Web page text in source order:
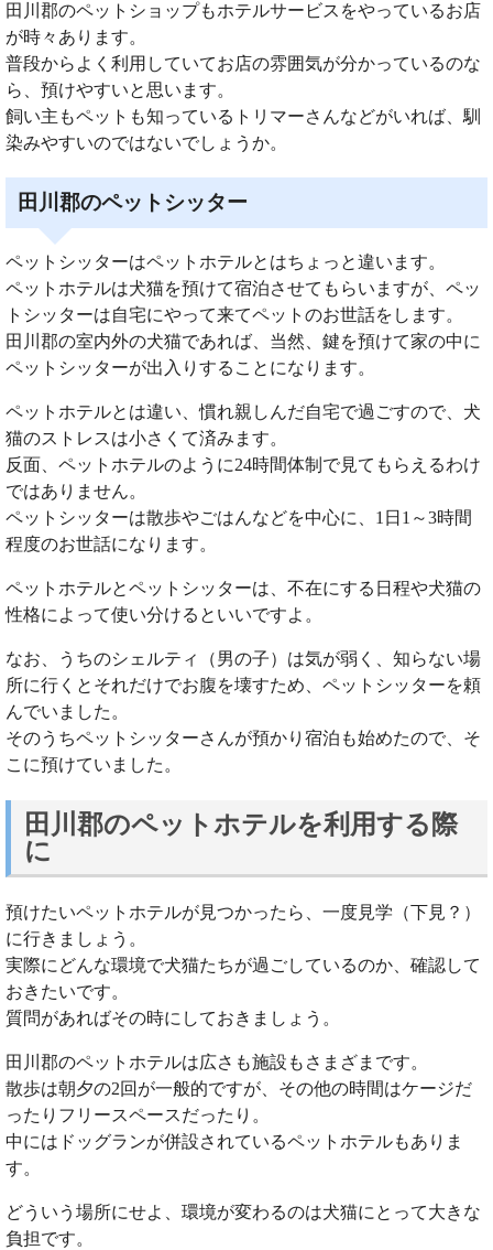
田川郡のペットショップもホテルサービスをやっているお店
が時々あります。
普段からよく利用していてお店の雰囲気が分かっているのな
ら、預けやすいと思います。
飼い主もペットも知っているトリマーさんなどがいれば、馴
染みやすいのではないでしょうか。
田川郡のペットシッター
ペットシッターはペットホテルとはちょっと違います。
ペットホテルは犬猫を預けて宿泊させてもらいますが、ペッ
トシッターは自宅にやって来てペットのお世話をします。
田川郡の室内外の犬猫であれば、当然、鍵を預けて家の中に
ペットシッターが出入りすることになります。
ペットホテルとは違い、慣れ親しんだ自宅で過ごすので、犬
猫のストレスは小さくて済みます。
反面、ペットホテルのように24時間体制で見てもらえるわけ
ではありません。
ペットシッターは散歩やごはんなどを中心に、1日1～3時間
程度のお世話になります。
ペットホテルとペットシッターは、不在にする日程や犬猫の
性格によって使い分けるといいですよ。
なお、うちのシェルティ（男の子）は気が弱く、知らない場
所に行くとそれだけでお腹を壊すため、ペットシッターを頼
んでいました。
そのうちペットシッターさんが預かり宿泊も始めたので、そ
こに預けていました。
田川郡のペットホテルを利用する際
に
預けたいペットホテルが見つかったら、一度見学（下見？）
に行きましょう。
実際にどんな環境で犬猫たちが過ごしているのか、確認して
おきたいです。
質問があればその時にしておきましょう。
田川郡のペットホテルは広さも施設もさまざまです。
散歩は朝夕の2回が一般的ですが、その他の時間はケージだ
ったりフリースペースだったり。
中にはドッグランが併設されているペットホテルもありま
す。
どういう場所にせよ、環境が変わるのは犬猫にとって大きな
負担です。